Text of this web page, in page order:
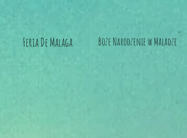
Feria De Malaga Boże Narodzenie w Maladze